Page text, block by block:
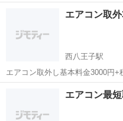
当サイトでは個人事業主である
で お客様のお困りごとをお手伝いさせ
エアコン取外
西八王子駅
エアコン取外し基本料金3000円
伺い致します‼️ 処分引き取りはサービスとさせていただきます。 ま
た、処分のみの対応も市内近辺に限り
西八王子
エアコン最